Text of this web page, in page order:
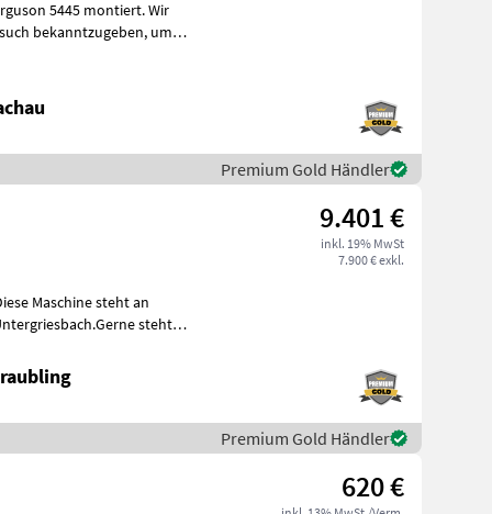
5445 montiert. Wir
bekanntzugeben, um
Premium Gold Händler
9.401 €
inkl. 19% MwSt
7.900 € exkl.
Maschine steht an
steht
Premium Gold Händler
620 €